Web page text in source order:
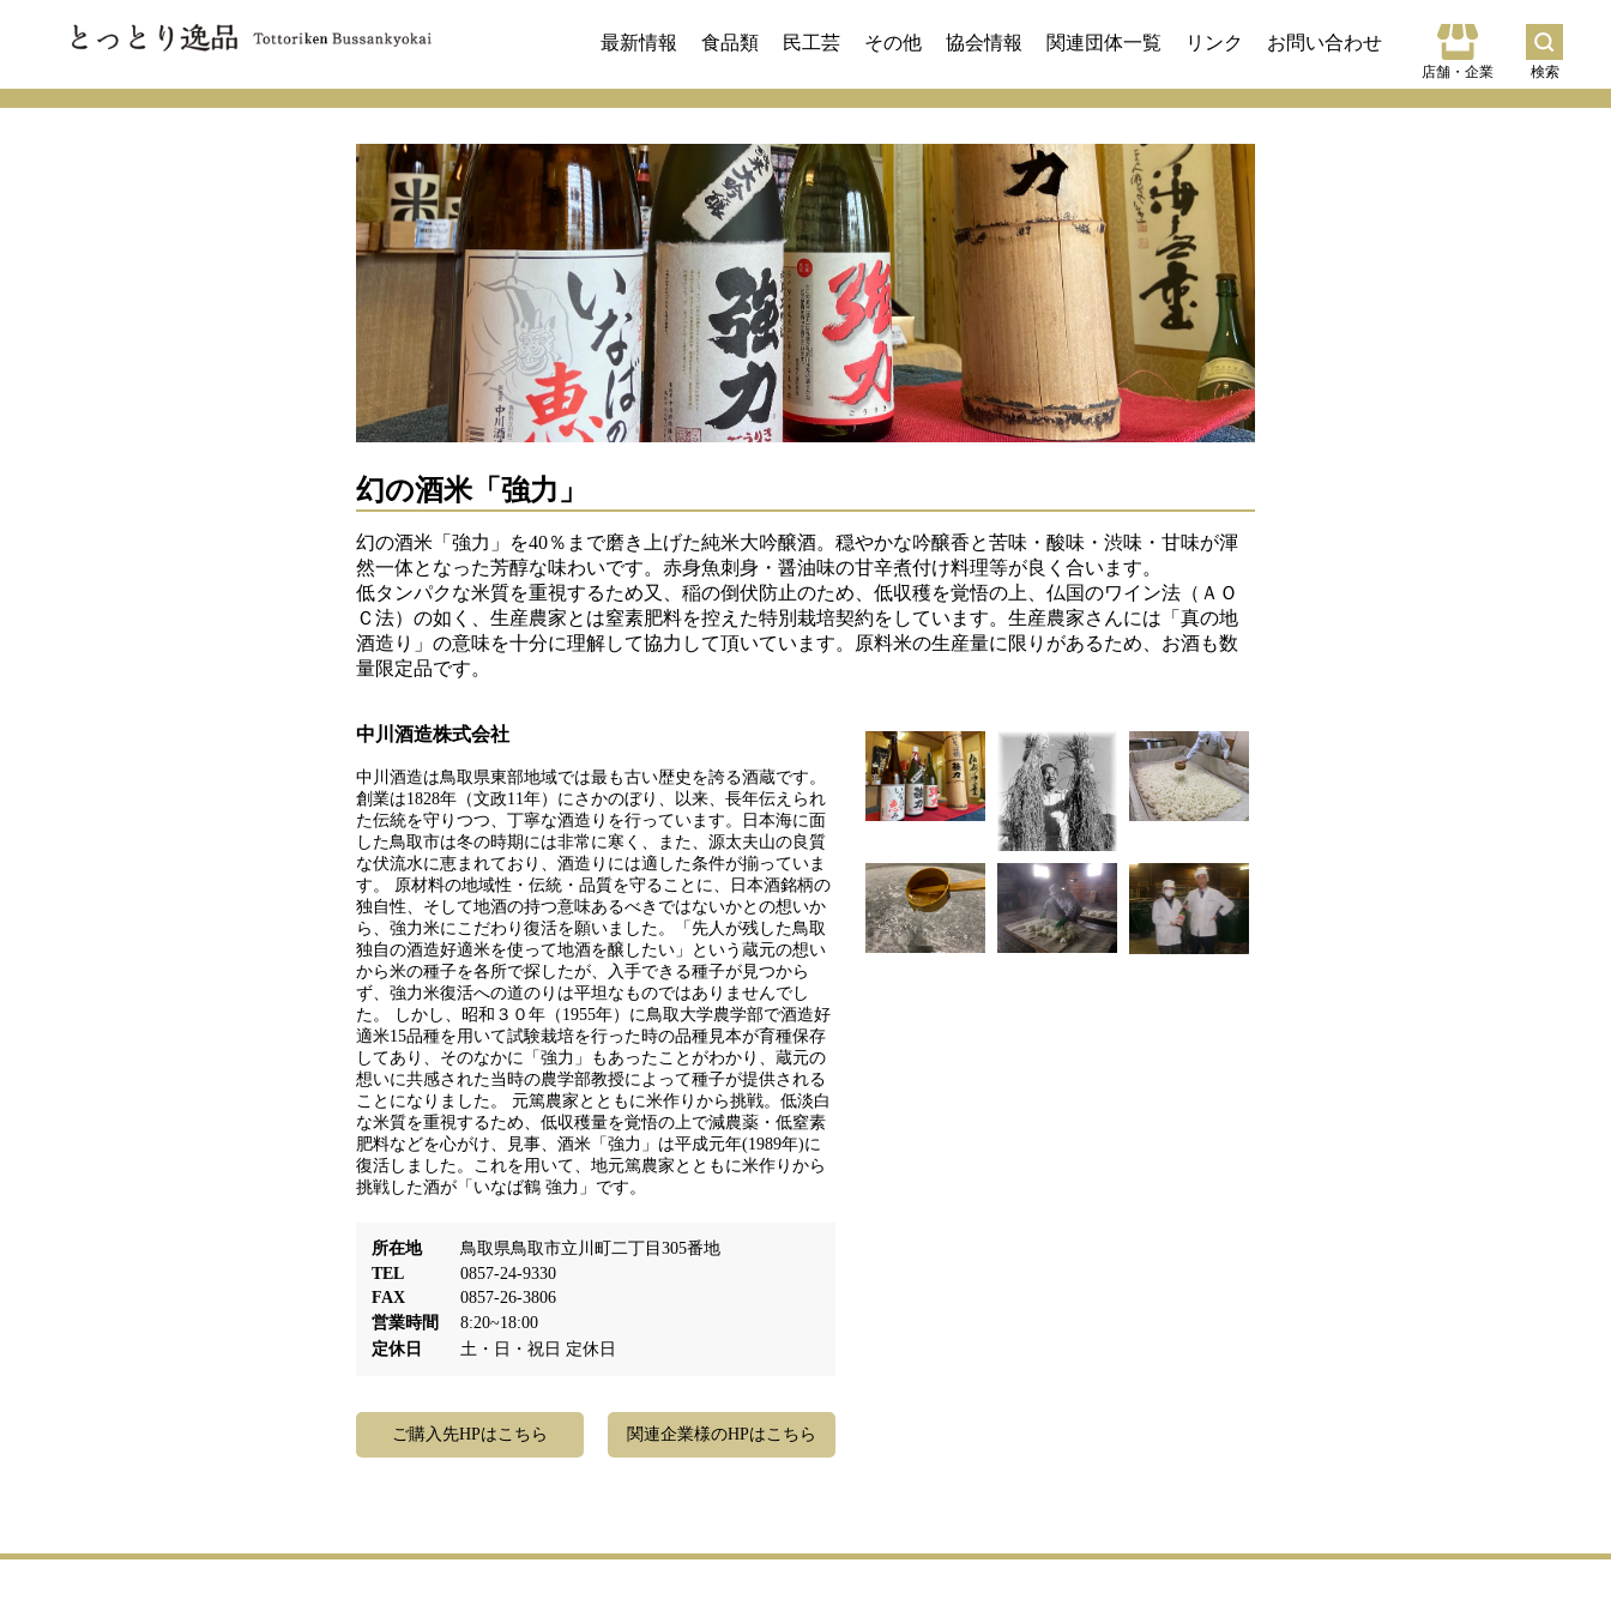
最新情報 食品類 民工芸 その他 協会情報 関連団体一覧 リンク お問い合わせ
店舗・企業 検索
幻の酒米「強力」
幻の酒米「強力」を40％まで磨き上げた純米大吟醸酒。穏やかな吟醸香と苦味・酸味・渋味・甘味が渾
然一体となった芳醇な味わいです。赤身魚刺身・醤油味の甘辛煮付け料理等が良く合います。
低タンパクな米質を重視するため又、稲の倒伏防止のため、低収穫を覚悟の上、仏国のワイン法（ＡＯ
Ｃ法）の如く、生産農家とは窒素肥料を控えた特別栽培契約をしています。生産農家さんには「真の地
酒造り」の意味を十分に理解して協力して頂いています。原料米の生産量に限りがあるため、お酒も数
量限定品です。
中川酒造株式会社
中川酒造は鳥取県東部地域では最も古い歴史を誇る酒蔵です。
創業は1828年（文政11年）にさかのぼり、以来、長年伝えられ
た伝統を守りつつ、丁寧な酒造りを行っています。日本海に面
した鳥取市は冬の時期には非常に寒く、また、源太夫山の良質
な伏流水に恵まれており、酒造りには適した条件が揃っていま
す。 原材料の地域性・伝統・品質を守ることに、日本酒銘柄の
独自性、そして地酒の持つ意味あるべきではないかとの想いか
ら、強力米にこだわり復活を願いました。「先人が残した鳥取
独自の酒造好適米を使って地酒を醸したい」という蔵元の想い
から米の種子を各所で探したが、入手できる種子が見つから
ず、強力米復活への道のりは平坦なものではありませんでし
た。 しかし、昭和３０年（1955年）に鳥取大学農学部で酒造好
適米15品種を用いて試験栽培を行った時の品種見本が育種保存
してあり、そのなかに「強力」もあったことがわかり、蔵元の
想いに共感された当時の農学部教授によって種子が提供される
ことになりました。 元篤農家とともに米作りから挑戦。低淡白
な米質を重視するため、低収穫量を覚悟の上で減農薬・低窒素
肥料などを心がけ、見事、酒米「強力」は平成元年(1989年)に
復活しました。これを用いて、地元篤農家とともに米作りから
挑戦した酒が「いなば鶴 強力」です。
所在地
鳥取県鳥取市立川町二丁目305番地
TEL
0857-24-9330
FAX
0857-26-3806
営業時間
8:20~18:00
定休日
土・日・祝日 定休日
ご購入先HPはこちら 関連企業様のHPはこちら